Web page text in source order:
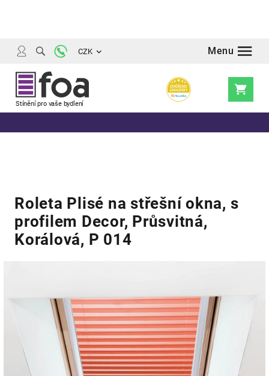
CZK
Nákupní
Roleta Plisé na střešní okna, s
profilem Decor, Průsvitná,
Korálová, P 014